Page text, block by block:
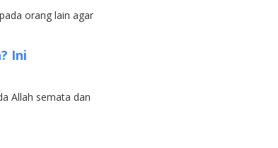
orang lain agar
Ini
Allah semata dan